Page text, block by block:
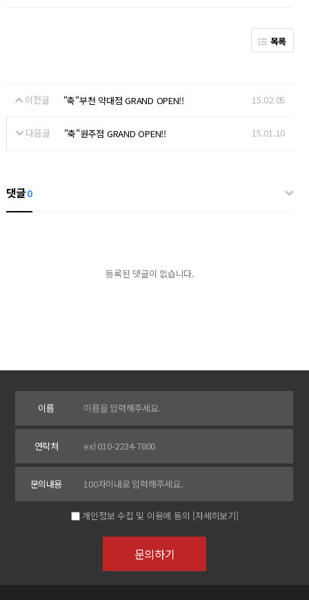
목록
이전글 "축"부천 약대점 GRAND OPEN!! 15.02.05
다음글 "축"원주점 GRAND OPEN!! 15.01.10
댓글0
등록된 댓글이 없습니다.
이름
연락처
문의내용
개인정보 수집 및 이용에 동의 [자세히보기]